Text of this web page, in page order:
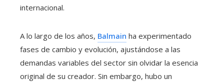
internacional.
A lo largo de los años, Balmain ha experimentado
fases de cambio y evolución, ajustándose a las
demandas variables del sector sin olvidar la esencia
original de su creador. Sin embargo, hubo un